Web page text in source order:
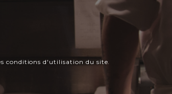
conditions d'utilisation du site.